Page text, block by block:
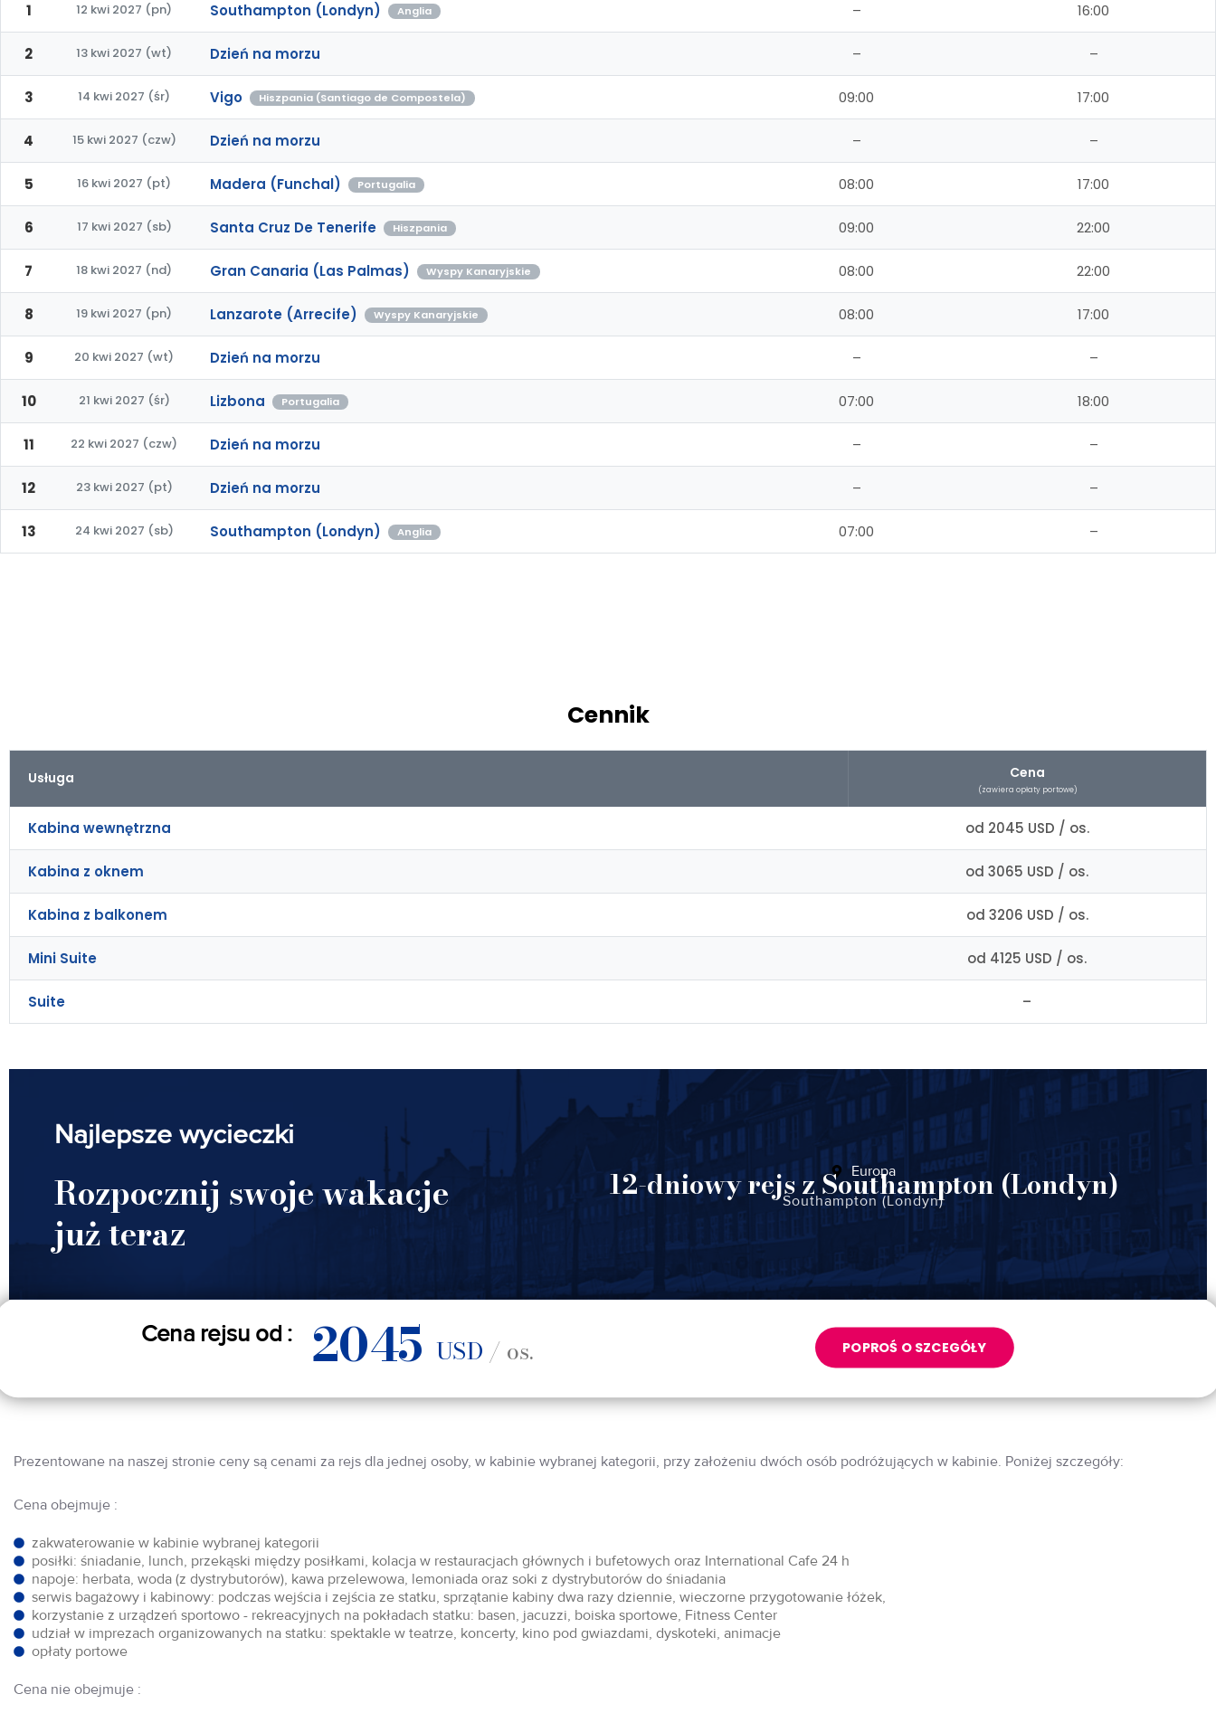
1 12 kwi 2027 (pn) Southampton (Londyn) Anglia – 16:00
2 13 kwi 2027 (wt) Dzień na morzu – –
3 14 kwi 2027 (śr) Vigo Hiszpania (Santiago de Compostela) 09:00 17:00
4 15 kwi 2027 (czw) Dzień na morzu – –
5 16 kwi 2027 (pt) Madera (Funchal) Portugalia 08:00 17:00
6 17 kwi 2027 (sb) Santa Cruz De Tenerife Hiszpania 09:00 22:00
7 18 kwi 2027 (nd) Gran Canaria (Las Palmas) Wyspy Kanaryjskie 08:00 22:00
8 19 kwi 2027 (pn) Lanzarote (Arrecife) Wyspy Kanaryjskie 08:00 17:00
9 20 kwi 2027 (wt) Dzień na morzu – –
10 21 kwi 2027 (śr) Lizbona Portugalia 07:00 18:00
11 22 kwi 2027 (czw) Dzień na morzu – –
12 23 kwi 2027 (pt) Dzień na morzu – –
13 24 kwi 2027 (sb) Southampton (Londyn) Anglia 07:00 –
Cennik
Usługa Cena
(zawiera opłaty portowe)
Kabina wewnętrzna od 2045 USD / os.
Kabina z oknem od 3065 USD / os.
Kabina z balkonem od 3206 USD / os.
Mini Suite od 4125 USD / os.
Suite –
Najlepsze wycieczki
Rozpocznij swoje wakacje
już teraz
Europa
12-dniowy rejs z Southampton (Londyn)
Southampton (Londyn)
Cena rejsu od : 2045 USD / os. POPROŚ O SZCEGÓŁY
Prezentowane na naszej stronie ceny są cenami za rejs dla jednej osoby, w kabinie wybranej kategorii, przy założeniu dwóch osób podróżujących w kabinie. Poniżej szczegóły:
Cena obejmuje :
zakwaterowanie w kabinie wybranej kategorii
posiłki: śniadanie, lunch, przekąski między posiłkami, kolacja w restauracjach głównych i bufetowych oraz International Cafe 24 h
napoje: herbata, woda (z dystrybutorów), kawa przelewowa, lemoniada oraz soki z dystrybutorów do śniadania
serwis bagażowy i kabinowy: podczas wejścia i zejścia ze statku, sprzątanie kabiny dwa razy dziennie, wieczorne przygotowanie łóżek,
korzystanie z urządzeń sportowo - rekreacyjnych na pokładach statku: basen, jacuzzi, boiska sportowe, Fitness Center
udział w imprezach organizowanych na statku: spektakle w teatrze, koncerty, kino pod gwiazdami, dyskoteki, animacje
opłaty portowe
Cena nie obejmuje :